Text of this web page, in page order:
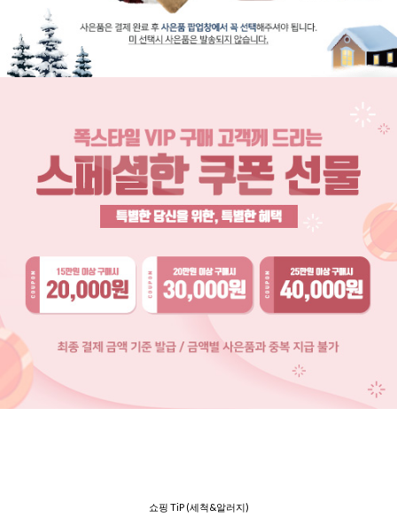
쇼핑 TiP (세척&알러지)